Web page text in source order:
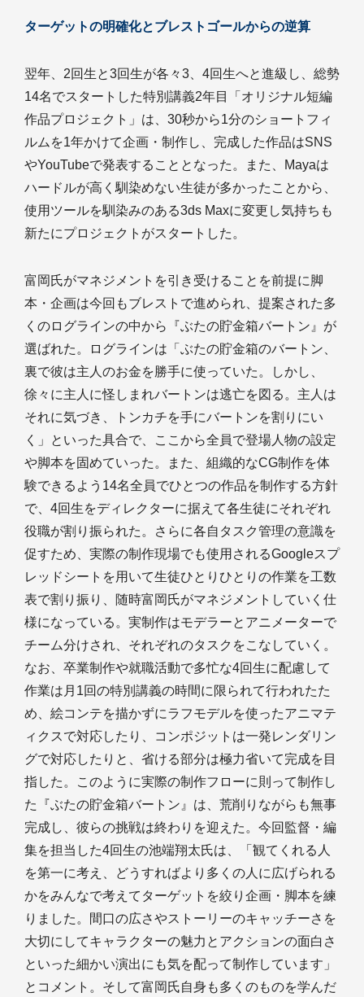
ターゲットの明確化とブレストゴールからの逆算
翌年、2回生と3回生が各々3、4回生へと進級し、総勢
14名でスタートした特別講義2年目「オリジナル短編
作品プロジェクト」は、30秒から1分のショートフィ
ルムを1年かけて企画・制作し、完成した作品はSNS
やYouTubeで発表することとなった。また、Mayaは
ハードルが高く馴染めない生徒が多かったことから、
使用ツールを馴染みのある3ds Maxに変更し気持ちも
新たにプロジェクトがスタートした。
富岡氏がマネジメントを引き受けることを前提に脚
本・企画は今回もブレストで進められ、提案された多
くのログラインの中から『ぶたの貯金箱バートン』が
選ばれた。ログラインは「ぶたの貯金箱のバートン、
裏で彼は主人のお金を勝手に使っていた。しかし、
徐々に主人に怪しまれバートンは逃亡を図る。主人は
それに気づき、トンカチを手にバートンを割りにい
く」といった具合で、ここから全員で登場人物の設定
や脚本を固めていった。また、組織的なCG制作を体
験できるよう14名全員でひとつの作品を制作する方針
で、4回生をディレクターに据えて各生徒にそれぞれ
役職が割り振られた。さらに各自タスク管理の意識を
促すため、実際の制作現場でも使用されるGoogleスプ
レッドシートを用いて生徒ひとりひとりの作業を工数
表で割り振り、随時富岡氏がマネジメントしていく仕
様になっている。実制作はモデラーとアニメーターで
チーム分けされ、それぞれのタスクをこなしていく。
なお、卒業制作や就職活動で多忙な4回生に配慮して
作業は月1回の特別講義の時間に限られて行われたた
め、絵コンテを描かずにラフモデルを使ったアニマテ
ィクスで対応したり、コンポジットは一発レンダリン
グで対応したりと、省ける部分は極力省いて完成を目
指した。このように実際の制作フローに則って制作し
た『ぶたの貯金箱バートン』は、荒削りながらも無事
完成し、彼らの挑戦は終わりを迎えた。今回監督・編
集を担当した4回生の池端翔太氏は、「観てくれる人
を第一に考え、どうすればより多くの人に広げられる
かをみんなで考えてターゲットを絞り企画・脚本を練
りました。間口の広さやストーリーのキャッチーさを
大切にしてキャラクターの魅力とアクションの面白さ
といった細かい演出にも気を配って制作しています」
とコメント。そして富岡氏自身も多くのものを学んだ